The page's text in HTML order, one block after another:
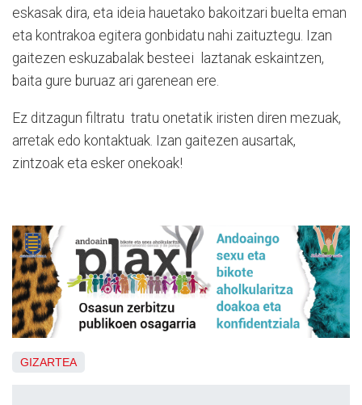
eskasak dira, eta ideia hauetako bakoitzari buelta eman
eta kontrakoa egitera gonbidatu nahi zaituztegu. Izan
gaitezen eskuzabalak besteei
laztanak eskaintzen,
baita gure buruaz ari garenean ere.
Ez ditzagun filtratu tratu onetatik iristen diren mezuak,
arretak edo kontaktuak. Izan gaitezen ausartak,
zintzoak eta esker onekoak!
GIZARTEA